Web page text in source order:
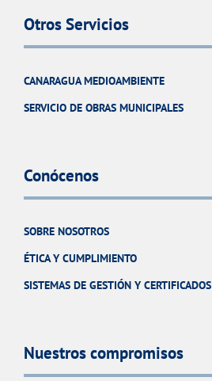
Otros Servicios
CANARAGUA MEDIOAMBIENTE
SERVICIO DE OBRAS MUNICIPALES
Conócenos
SOBRE NOSOTROS
ÉTICA Y CUMPLIMIENTO
SISTEMAS DE GESTIÓN Y CERTIFICADOS
Nuestros compromisos